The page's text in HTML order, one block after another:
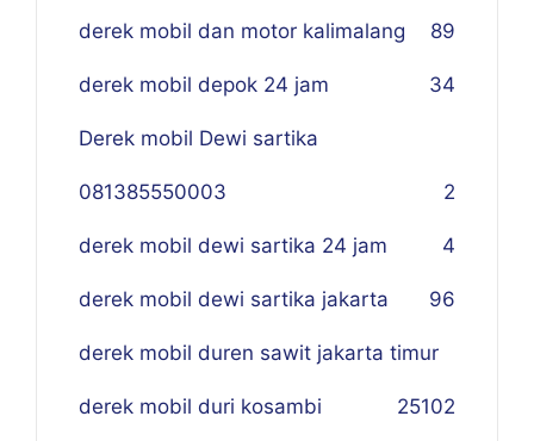
derek mobil dan motor kalimalang 89
derek mobil depok 24 jam 34
Derek mobil Dewi sartika
081385550003 2
derek mobil dewi sartika 24 jam 4
derek mobil dewi sartika jakarta 96
derek mobil duren sawit jakarta timur
102
derek mobil duri kosambi 25